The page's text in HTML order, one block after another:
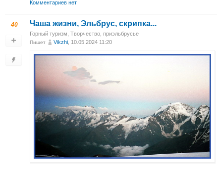
Комментариев нет
40 Чаша жизни, Эльбрус, скрипка...
Горный туризм Творчество приэльбрусье
Пишет Vikzhi , 10.05.2024 11:20